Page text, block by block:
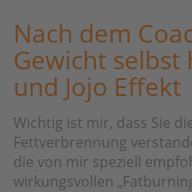
Nach dem
Gewicht
und Jojo Effekt
Wichtig ist mir, dass Sie
Fettverbrennung
die von mir speziell
wirkungsvollen